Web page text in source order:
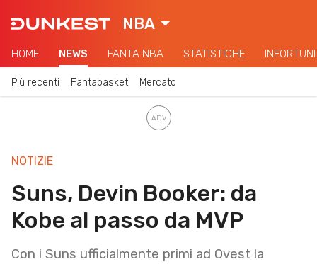
NBA
HOME NEWS FANTA NBA STATISTICHE INFORTUNI
Più recenti Fantabasket Mercato
NOTIZIE
Suns, Devin Booker: da
Kobe al passo da MVP
Con i Suns ufficialmente primi ad Ovest la